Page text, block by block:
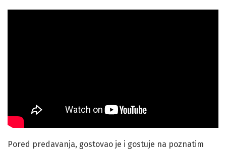
Pored predavanja, gostovao je i gostuje na poznatim